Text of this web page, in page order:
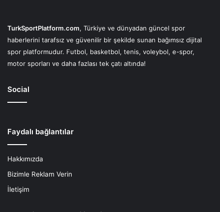
TurkSportPlatform.com, Türkiye ve dünyadan güncel spor
haberlerini tarafsız ve güvenilir bir şekilde sunan bağımsız dijital
spor platformudur. Futbol, basketbol, tenis, voleybol, e-spor,
motor sporları ve daha fazlası tek çatı altında!
Social
Faydalı bağlantılar
Hakkımızda
Bizimle Reklam Verin
İletişim